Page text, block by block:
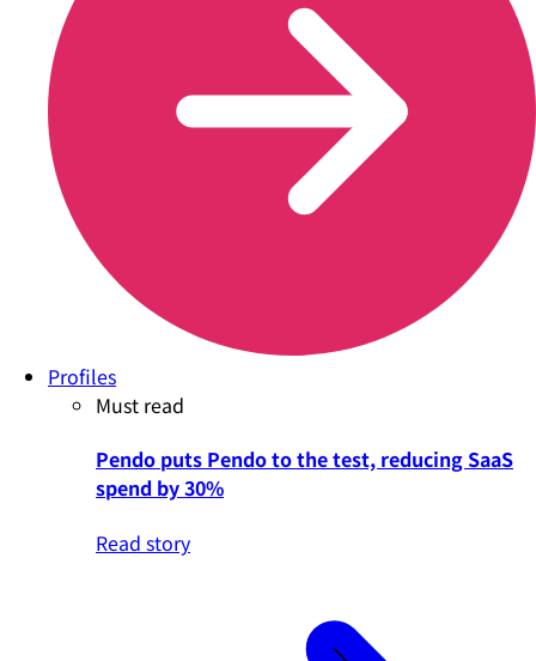
Profiles
Must read
Pendo puts Pendo to the test, reducing SaaS
spend by 30%
Read story